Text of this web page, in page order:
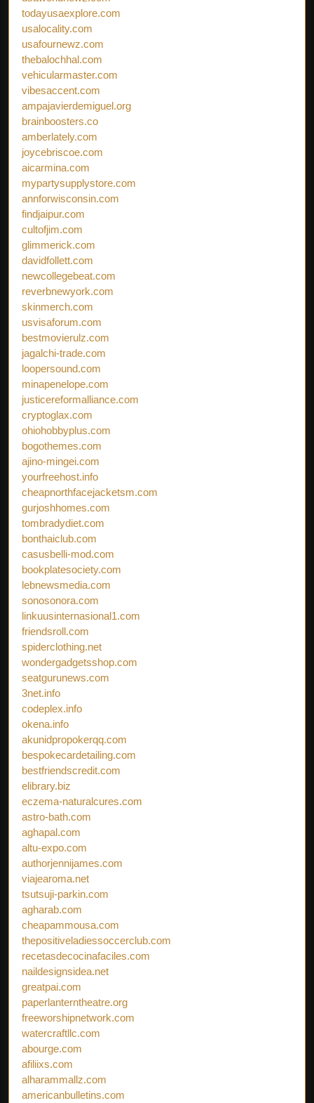
todayusaexplore.com
usalocality.com
usafournewz.com
thebalochhal.com
vehicularmaster.com
vibesaccent.com
ampajavierdemiguel.org
brainboosters.co
amberlately.com
joycebriscoe.com
aicarmina.com
mypartysupplystore.com
annforwisconsin.com
findjaipur.com
cultofjim.com
glimmerick.com
davidfollett.com
newcollegebeat.com
reverbnewyork.com
skinmerch.com
usvisaforum.com
bestmovierulz.com
jagalchi-trade.com
loopersound.com
minapenelope.com
justicereformalliance.com
cryptoglax.com
ohiohobbyplus.com
bogothemes.com
ajino-mingei.com
yourfreehost.info
cheapnorthfacejacketsm.com
gurjoshhomes.com
tombradydiet.com
bonthaiclub.com
casusbelli-mod.com
bookplatesociety.com
lebnewsmedia.com
sonosonora.com
linkuusinternasional1.com
friendsroll.com
spiderclothing.net
wondergadgetsshop.com
seatgurunews.com
3net.info
codeplex.info
okena.info
akunidpropokerqq.com
bespokecardetailing.com
bestfriendscredit.com
elibrary.biz
eczema-naturalcures.com
astro-bath.com
aghapal.com
altu-expo.com
authorjennijames.com
viajearoma.net
tsutsuji-parkin.com
agharab.com
cheapammousa.com
thepositiveladiessoccerclub.com
recetasdecocinafaciles.com
naildesignsidea.net
greatpai.com
paperlanterntheatre.org
freeworshipnetwork.com
watercraftllc.com
abourge.com
afiliixs.com
alharammallz.com
americanbulletins.com